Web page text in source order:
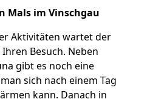
Mals im Vinschgau
Aktivitäten wartet der
Besuch. Neben
gibt es noch eine
sich nach einem Tag
kann. Danach in